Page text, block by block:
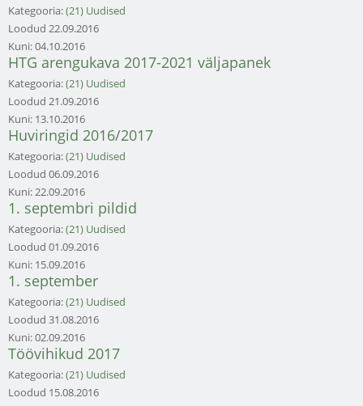
Kategooria:(21) Uudised
Loodud 22.09.2016
Kuni:04.10.2016
HTG arengukava 2017-2021 väljapanek
Kategooria:(21) Uudised
Loodud 21.09.2016
Kuni: 13.10.2016
Huviringid 2016/2017
Kategooria:(21) Uudised
Loodud 06.09.2016
Kuni:22.09.2016
1. septembri pildid
Kategooria:(21) Uudised
Loodud 01.09.2016
Kuni: 15.09.2016
1. september
Kategooria:(21) Uudised
Loodud 31.08.2016
Kuni:02.09.2016
Töövihikud 2017
Kategooria:(21) Uudised
Loodud 15.08.2016